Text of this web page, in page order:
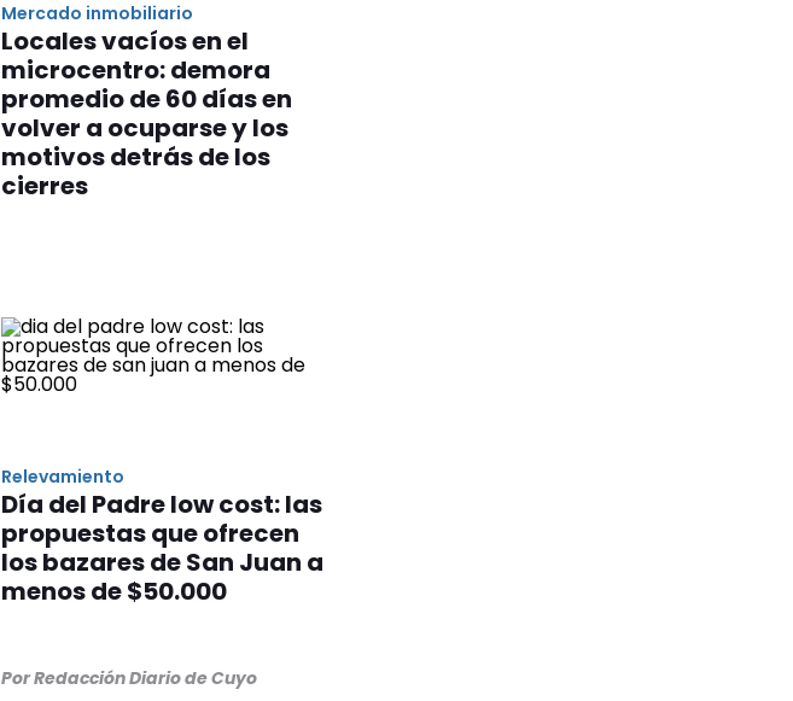
Mercado inmobiliario
Locales vacíos en el
microcentro: demora
promedio de 60 días en
volver a ocuparse y los
motivos detrás de los
cierres
Relevamiento
Día del Padre low cost: las
propuestas que ofrecen
los bazares de San Juan a
menos de $50.000
Por Redacción Diario de Cuyo